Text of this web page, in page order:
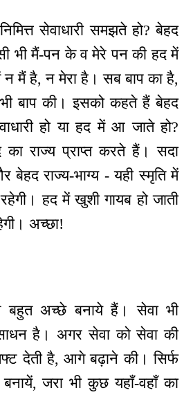
सेवाधारी समझते हो? बेहद
भी मैं-पन के व मेरे पन की हद में
मैं है, न मेरा है। सब बाप का है,
बाप की। इसको कहते हैं बेहद
हो या हद में आ जाते हो?
का राज्य प्राप्त करते हैं। सदा
बेहद राज्य-भाग्य - यही स्मृति में
हद में खुशी गायब हो जाती
अच्छा!
बहुत अच्छे बनाये हैं। सेवा भी
है। अगर सेवा को सेवा की
देती है, आगे बढ़ाने की। सिर्फ
जरा भी कुछ यहाँ-वहाँ का